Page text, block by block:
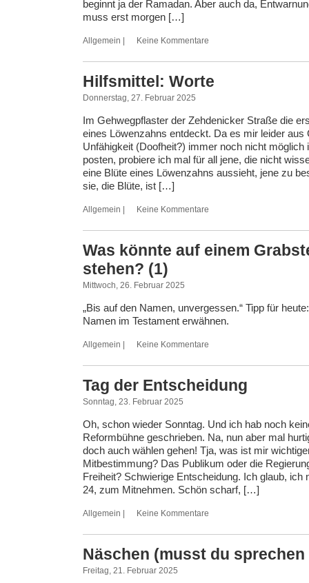
beginnt ja der Ramadan. Aber auch da,
muss erst morgen […]
Allgemein Keine Kommentare
Hilfsmittel: Worte
Donnerstag, 27. Februar 2025
Im Gehwegpflaster der Zehdenicker Straße die
eines Löwenzahns entdeckt. Da es mir leider aus
Unfähigkeit (Doofheit?) immer noch nicht möglich
posten, probiere ich mal für all jene, die nicht
eine Blüte eines Löwenzahns aussieht, jene zu
sie, die Blüte, ist […]
Allgemein Keine Kommentare
Was könnte auf einem
stehen? (1)
Mittwoch, 26. Februar 2025
„Bis auf den Namen, unvergessen.“ Tipp für
Namen im Testament erwähnen.
Allgemein Keine Kommentare
Tag der Entscheidung
Sonntag, 23. Februar 2025
Oh, schon wieder Sonntag. Und ich hab noch
Reformbühne geschrieben. Na, nun aber mal
doch auch wählen gehen! Tja, was ist mir
Mitbestimmung? Das Publikum oder die
Freiheit? Schwierige Entscheidung. Ich glaub, ich
24, zum Mitnehmen. Schön scharf, […]
Allgemein Keine Kommentare
Näschen (musst du sprechen
Freitag, 21. Februar 2025